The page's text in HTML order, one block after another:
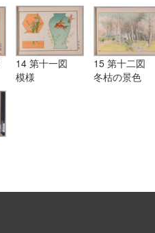
14 第十一図
模様
15 第十二図
冬枯の景色